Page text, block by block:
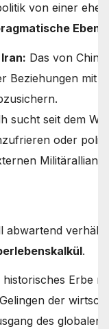
von einer
Ebene
Das von
Beziehungen mit
sucht seit dem
oder
Militärallianz
abwartend
.
Erbe
der
des globalen